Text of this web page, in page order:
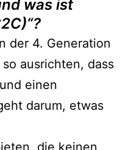
was ist
der 4. Generation
so ausrichten, dass
einen
darum, etwas
die keinen